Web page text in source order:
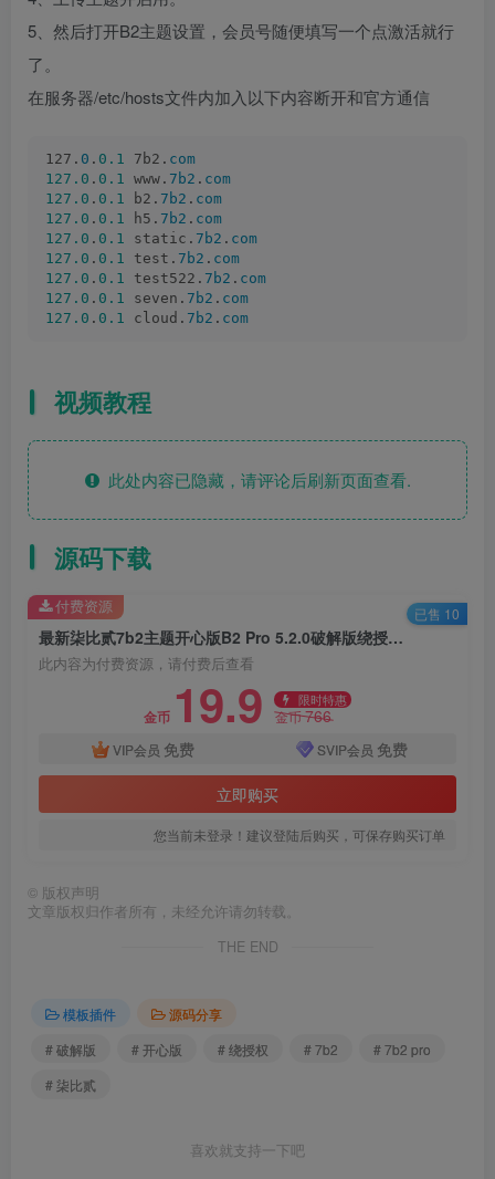
5、然后打开B2主题设置，会员号随便填写一个点激活就行
了。
在服务器/etc/hosts文件内加入以下内容断开和官方通信
127. 0 . 0.1 7b2. com
127.0 . 0.1 www. 7b2 . com
127.0 . 0.1 b2. 7b2 . com
127.0 . 0.1 h5. 7b2 . com
127.0 . 0.1 static. 7b2 . com
127.0 . 0.1 test. 7b2 . com
127.0 . 0.1 test522. 7b2 . com
127.0 . 0.1 seven. 7b2 . com
127.0 . 0.1 cloud. 7b2 . com
视频教程
此处内容已隐藏，请评论后刷新页面查看.
源码下载
最新柒比贰7b2主题开心版B2 Pro 5.2.0破解版绕授权视频搭建教程WordPress主题适用于资讯、资源、社交、商城、圈子、导航等多功能商用主题
此内容为付费资源，请付费后查看
金币 19.9 限时特惠
金币766
VIP会员 免费 SVIP会员 免费
立即购买
您当前未登录！建议登陆后购买，可保存购买订单
付费资源 已售 10
© 版权声明
文章版权归作者所有，未经允许请勿转载。
THE END
模板插件
源码分享
# 破解版
# 开心版 # 绕授权 # 7b2
# 7b2 pro
# 柒比贰
喜欢就支持一下吧